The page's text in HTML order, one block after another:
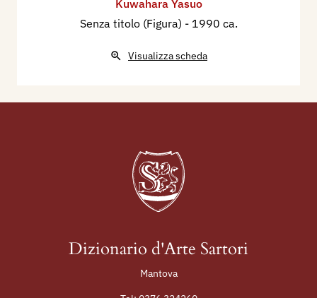
Kuwahara Yasuo
Senza titolo (Figura) - 1990 ca.
Visualizza scheda
Dizionario d'Arte Sartori
Mantova